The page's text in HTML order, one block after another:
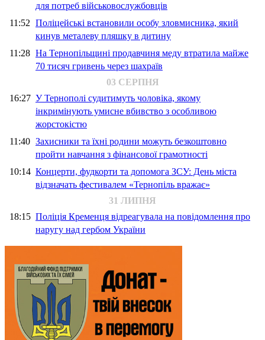
для потреб військовослужбовців
11:52 Поліцейські встановили особу зловмисника, який
кинув металеву пляшку в дитину
11:28 На Тернопільщині продавчиня меду втратила майже
70 тисяч гривень через шахраїв
03 СЕРПНЯ
16:27 У Тернополі судитимуть чоловіка, якому
інкримінують умисне вбивство з особливою
жорстокістю
11:40 Захисники та їхні родини можуть безкоштовно
пройти навчання з фінансової грамотності
10:14 Концерти, фудкорти та допомога ЗСУ: День міста
відзначать фестивалем «Тернопіль вражає»
31 ЛИПНЯ
18:15 Поліція Кременця відреагувала на повідомлення про
наругу над гербом України